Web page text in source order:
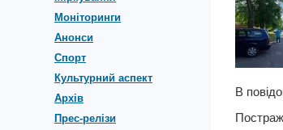
Моніторинги
Анонси
Спорт
Культурний аспект
Архів
Прес-релізи
В